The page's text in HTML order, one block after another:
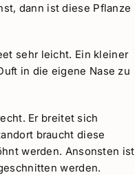
dann ist diese Pflanze
sehr leicht. Ein kleiner
in die eigene Nase zu
Er breitet sich
braucht diese
werden. Ansonsten ist
werden.